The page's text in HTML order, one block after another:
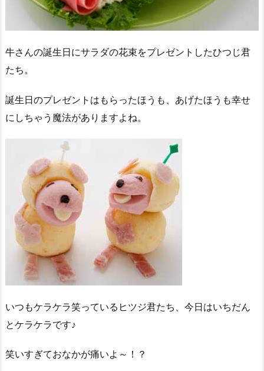
牛さんの誕生日にサラダの花束をプレゼントしたひつじ君
たち。
誕生日のプレゼントはもらったほうも、あげたほうも幸せ
にしちゃう魔法がありますよね。
いつもケラケラ笑っているヒツジ君たち、今日はいちだん
とケラケラです♪
笑いすぎておなかが痛いよ～！？